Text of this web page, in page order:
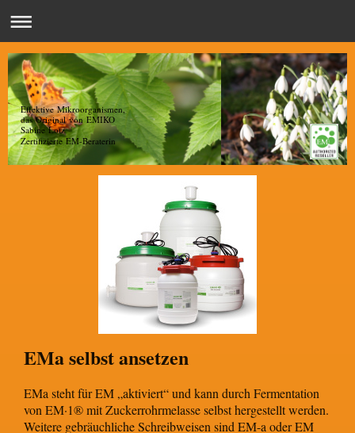
Effektive Mikroorganismen,
das Original von EMIKO
Sabine Lotz
Zertifizierte EM-Beraterin
EMa selbst ansetzen
EMa steht für EM „aktiviert“ und kann durch Fermentation
von EM·1® mit Zuckerrohrmelasse selbst hergestellt werden.
Weitere gebräuchliche Schreibweisen sind EM-a oder EM